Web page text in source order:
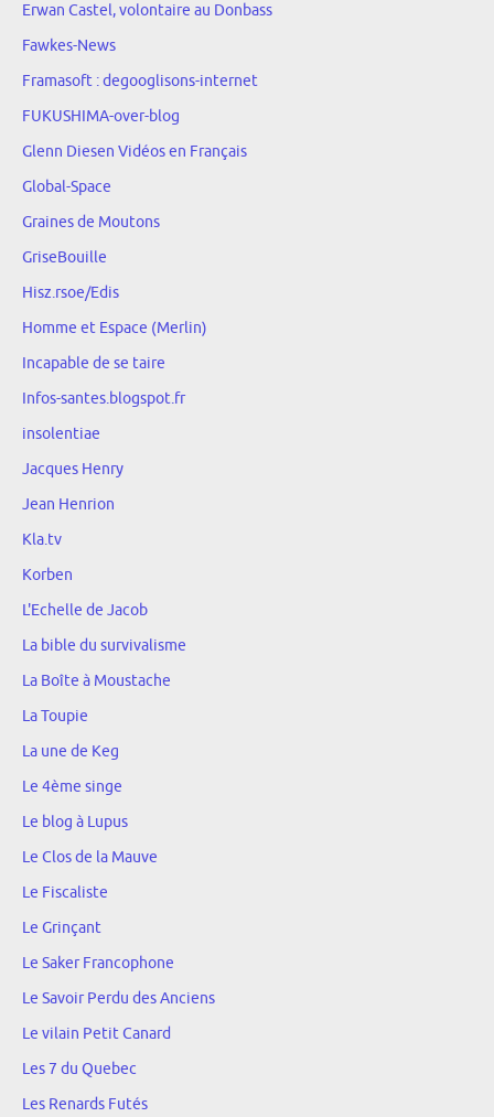
Erwan Castel, volontaire au Donbass
Fawkes-News
Framasoft : degooglisons-internet
FUKUSHIMA-over-blog
Glenn Diesen Vidéos en Français
Global-Space
Graines de Moutons
GriseBouille
Hisz.rsoe/Edis
Homme et Espace (Merlin)
Incapable de se taire
Infos-santes.blogspot.fr
insolentiae
Jacques Henry
Jean Henrion
Kla.tv
Korben
L'Echelle de Jacob
La bible du survivalisme
La Boîte à Moustache
La Toupie
La une de Keg
Le 4ème singe
Le blog à Lupus
Le Clos de la Mauve
Le Fiscaliste
Le Grinçant
Le Saker Francophone
Le Savoir Perdu des Anciens
Le vilain Petit Canard
Les 7 du Quebec
Les Renards Futés